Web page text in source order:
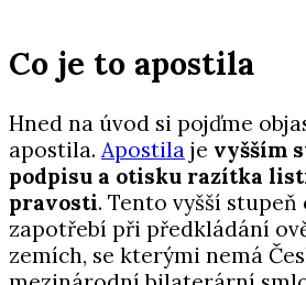
Co je to apostila
Hned na úvod si pojďme
apostila. Apostila je vyšším
podpisu a otisku razítka
pravosti. Tento vyšší stupeň
zapotřebí při předkládání
zemích, se kterými nemá